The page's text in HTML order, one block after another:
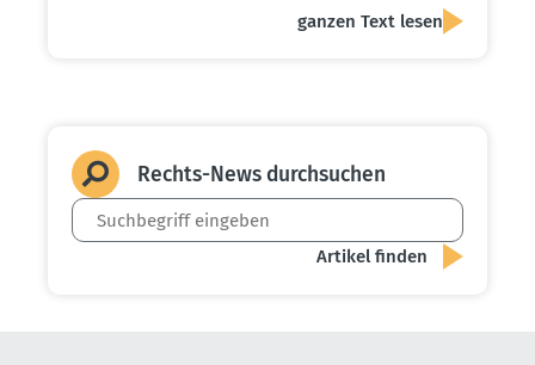
ganzen Text lesen
Rechts-News durch­suchen